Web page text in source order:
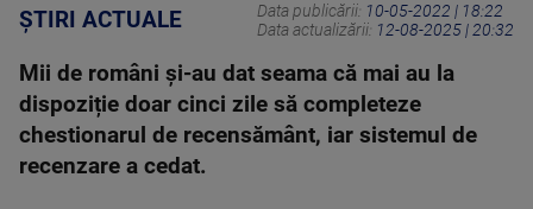
ȘTIRI ACTUALE Data publicării: 10-05-2022 | 18:22
Data actualizării: 12-08-2025 | 20:32
Mii de români și-au dat seama că mai au la
dispoziție doar cinci zile să completeze
chestionarul de recensământ, iar sistemul de
recenzare a cedat.